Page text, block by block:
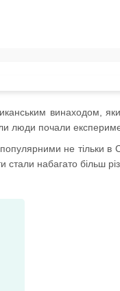
винаходом,
люди почали
не тільки в
стали набагато більш